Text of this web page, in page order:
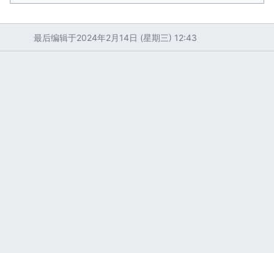
最后编辑于2024年2月14日 (星期三) 12:43